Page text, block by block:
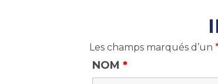
I
Les champs marqués d’un
NOM *